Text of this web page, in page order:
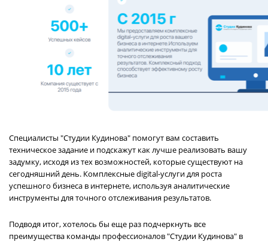
Специалисты "Студии Кудинова" помогут вам составить
техническое задание и подскажут как лучше реализовать вашу
задумку, исходя из тех возможностей, которые существуют на
сегодняшний день. Комплексные digital-услуги для роста
успешного бизнеса в интернете, используя аналитические
инструменты для точного отслеживания результатов.
Подводя итог, хотелось бы еще раз подчеркнуть все
преимущества команды профессионалов "Студии Кудинова" в